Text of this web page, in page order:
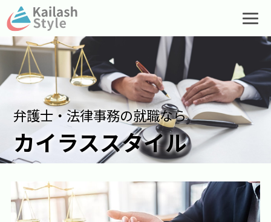
弁護士・法律事務の就職なら
カイラススタイル